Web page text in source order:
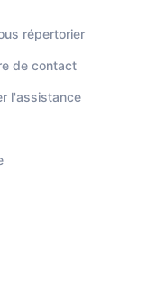
répertorier
de contact
l'assistance